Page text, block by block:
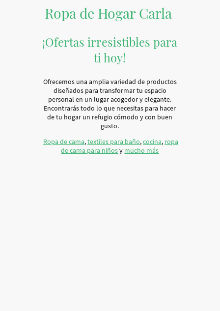
Ropa de Hogar Carla
¡Ofertas irresistibles para
ti hoy!
Ofrecemos una amplia variedad de productos
diseñados para transformar tu espacio
personal en un lugar acogedor y elegante.
Encontrarás todo lo que necesitas para hacer
de tu hogar un refugio cómodo y con buen
gusto.
Ropa de cama,textiles para baño,cocina, ropa
de cama para niñosy mucho más